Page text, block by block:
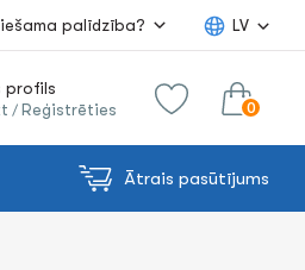
palīdzība? LV
profils
/ Reģistrēties 0
Ātrais pasūtījums